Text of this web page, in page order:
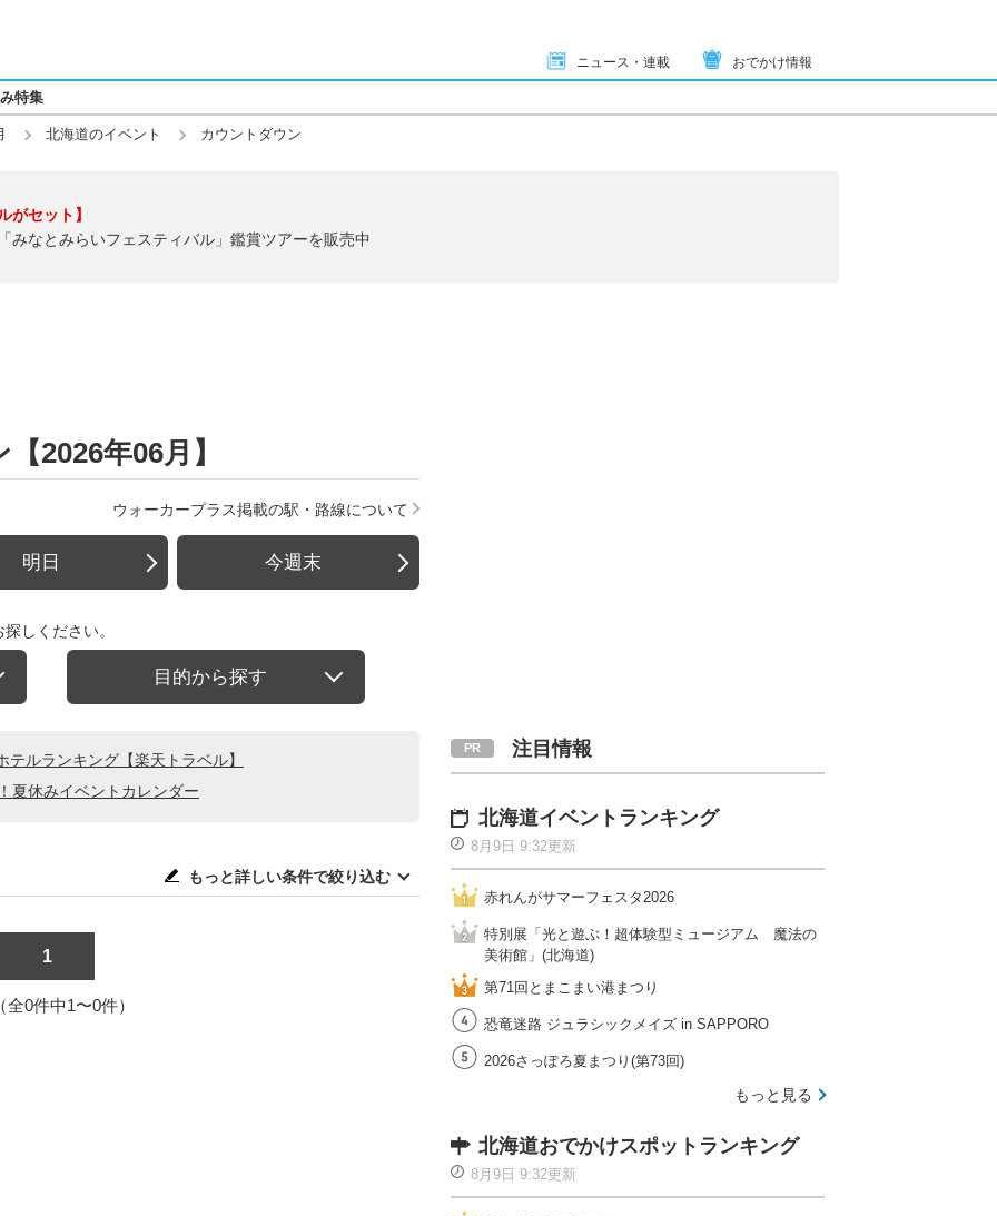
ニュース・連載 おでかけ情報
特集
北海道のイベント カウントダウン
がセット】
みなとみらいフェスティバル」鑑賞ツアーを販売中
2026年06月】
ウォーカープラス掲載の駅・路線について
明日 今週末
しください。
目的から探す
ルランキング【楽天トラベル】
夏休みイベントカレンダー
もっと詳しい条件で絞り込む
1
全0件中1〜0件）
注目情報
北海道イベントランキング
8月9日 9:32更新
赤れんがサマーフェスタ2026
特別展「光と遊ぶ！超体験型ミュージアム 魔法の
美術館」(北海道)
第71回とまこまい港まつり
恐竜迷路 ジュラシックメイズ in SAPPORO
2026さっぽろ夏まつり(第73回)
もっと見る
北海道おでかけスポットランキング
8月9日 9:32更新